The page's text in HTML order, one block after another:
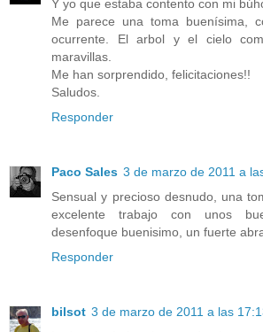
Y yo que estaba contento con mi
Me parece una toma buenísima,
ocurrente. El arbol y el cielo
maravillas.
Me han sorprendido, felicitaciones!!
Saludos.
Responder
Paco Sales 3 de marzo de 2011 a
Sensual y precioso desnudo, una
excelente trabajo con unos
desenfoque buenisimo, un fuerte
Responder
bilsot 3 de marzo de 2011 a las